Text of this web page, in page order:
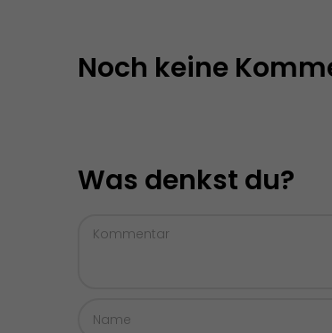
Noch keine
Was denkst du?